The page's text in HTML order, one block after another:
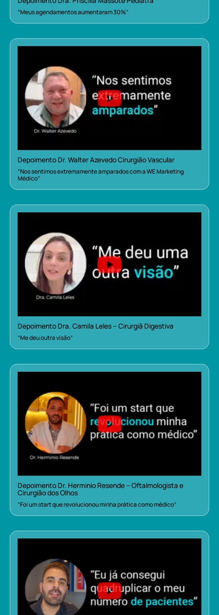
“Meus agendamentos aumentaram 30%”
Depoimento Dr. Walter Azevedo Cirurgião Vascular
“Nos sentimos extremamente amparados com a WE Marketing
Médico”
Depoimento Dra. Camila Leles – Cirurgiã Digestiva
“Me deu outra visão”
Depoimento Dr. Herminio Resende – Oftalmologista e
Cirurgião dos Olhos
“Foi um start que revolucionou minha prática como médico”